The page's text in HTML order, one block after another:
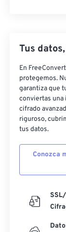
Tus
En
protegemos.
garantiza que
conviertas una
cifrado
riguroso,
tus datos.
Conozca